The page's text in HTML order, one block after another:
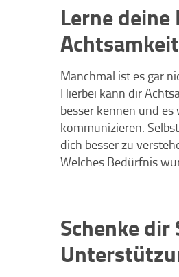
Lerne
Achtsamkeit
Manchmal ist es gar
Hierbei kann dir
besser kennen und
kommunizieren.
dich besser zu
Welches Bedürfnis
Schenke